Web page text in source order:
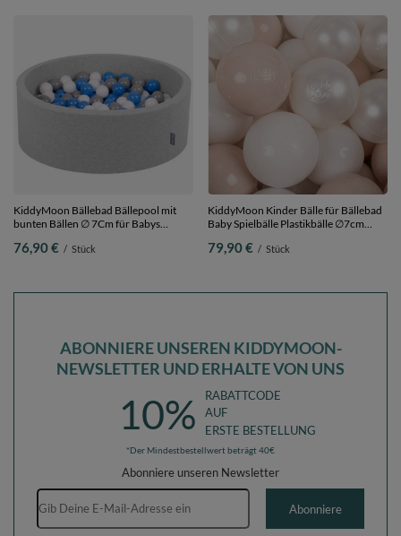
KiddyMoon Bällebad Bällepool mit
bunten Bällen ∅ 7Cm für Babys
90 x 30 cm 200 Bälle
76,90 € / Stück
KiddyMoon Kinder Bälle für Bällebad
Baby Spielbälle Plastikbälle ∅7cm
700 Bälle/7cm
79,90 € / Stück
ABONNIERE UNSEREN KIDDYMOON-
NEWSLETTER UND ERHALTE VON UNS
10%
RABATTCODE
AUF
ERSTE BESTELLUNG
*Der Mindestbestellwert beträgt 40€
Abonniere unseren Newsletter
E-Mail-Adresse
Abonniere